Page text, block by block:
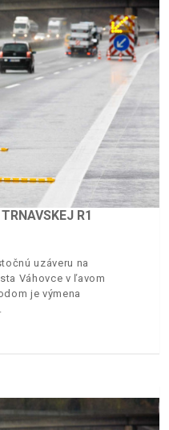
R1
uzáveru na
Váhovce v ľavom
je výmena